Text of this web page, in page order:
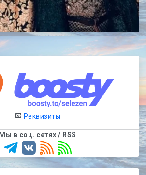
Реквизиты
Мы в соц. сетях / RSS